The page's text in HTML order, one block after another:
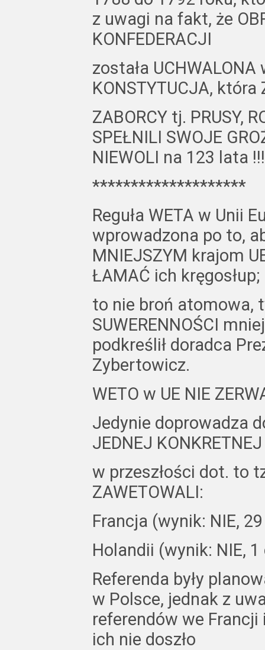
z uwagi na fakt, że
KONFEDERACJI
została
KONSTYTUCJA, która
ZABORCY tj. PRUSY,
SPEŁNILI SWOJE
NIEWOLI na 123 lata
********************
Reguła WETA w Unii
wprowadzona po to,
MNIEJSZYM krajom
ŁAMAĆ ich kręgosłup;
to nie broń atomowa,
SUWERENNOŚCI
podkreślił doradca
Zybertowicz.
WETO w UE NIE
Jedynie doprowadza
JEDNEJ
w przeszłości dot. to
ZAWETOWALI:
Francja (wynik: NIE,
Holandii (wynik: NIE,
Referenda były
w Polsce, jednak z
referendów we
ich nie doszło